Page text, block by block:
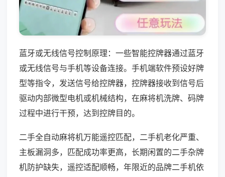
蓝牙或无线信号控制原理：一些智能控牌器通过蓝牙
或无线信号与手机等设备连接。手机端软件预设好牌
型等指令，发送信号给控牌器，控牌器接收到信号后
驱动内部微型电机或机械结构，在麻将机洗牌、码牌
过程中进行干预，达到控牌目的。
二手全自动麻将机万能遥控匹配，二手机老化严重、
主板漏洞多，匹配成功率更高，长期闲置的二手杂牌
机防护缺失，遥控适配顺畅，年限近的品牌二手机依